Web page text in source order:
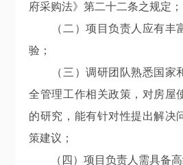
府采购法》第二十二条之规定；
（二）项目负责人应有丰
验；
（三）调研团队熟悉国家
全管理工作相关政策，对房屋
的研究，能有针对性提出解决
策建议；
（四）项目负责人需具备高